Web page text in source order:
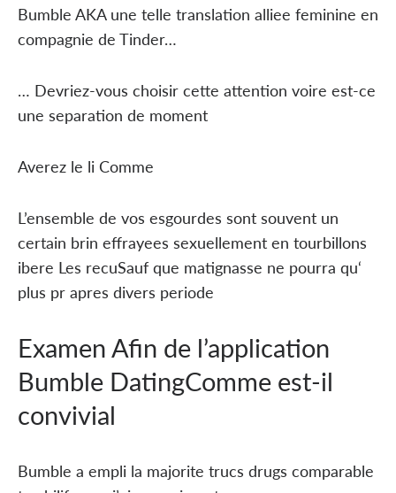
Bumble AKA une telle translation alliee feminine en
compagnie de Tinder…
… Devriez-vous choisir cette attention voire est-ce
une separation de moment
Averez le li Comme
L’ensemble de vos esgourdes sont souvent un
certain brin effrayees sexuellement en tourbillons
ibere Les recuSauf que matignasse ne pourra qu‘
plus pr apres divers periode
Examen Afin de l’application
Bumble DatingComme est-il
convivial
Bumble a empli la majorite trucs drugs comparable